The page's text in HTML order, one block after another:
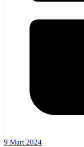
9 Mart 2024